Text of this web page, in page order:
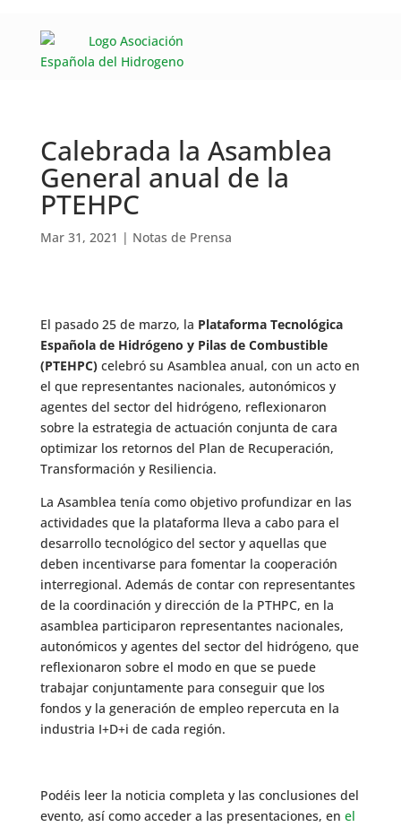
Calebrada la Asamblea
General anual de la
PTEHPC
Mar 31, 2021 | Notas de Prensa
El pasado 25 de marzo, la Plataforma Tecnológica
Española de Hidrógeno y Pilas de Combustible
(PTEHPC)celebró su Asamblea anual, con un acto en
el que representantes nacionales, autonómicos y
agentes del sector del hidrógeno, reflexionaron
sobre la estrategia de actuación conjunta de cara
optimizar los retornos del Plan de Recuperación,
Transformación y Resiliencia.
La Asamblea tenía como objetivo profundizar en las
actividades que la plataforma lleva a cabo para el
desarrollo tecnológico del sector y aquellas que
deben incentivarse para fomentar la cooperación
interregional. Además de contar con representantes
de la coordinación y dirección de la PTHPC, en la
asamblea participaron representantes nacionales,
autonómicos y agentes del sector del hidrógeno, que
reflexionaron sobre el modo en que se puede
trabajar conjuntamente para conseguir que los
fondos y la generación de empleo repercuta en la
industria I+D+i de cada región.
Podéis leer la noticia completa y las conclusiones del
evento, así como acceder a las presentaciones, en el